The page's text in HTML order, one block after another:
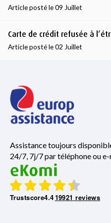
Article posté le 09 Juillet
Carte de crédit refusée à
Article posté le 02 Juillet
Assistance toujours
24/7, 7j/7 par téléphone ou
Trustscore4.419921 reviews